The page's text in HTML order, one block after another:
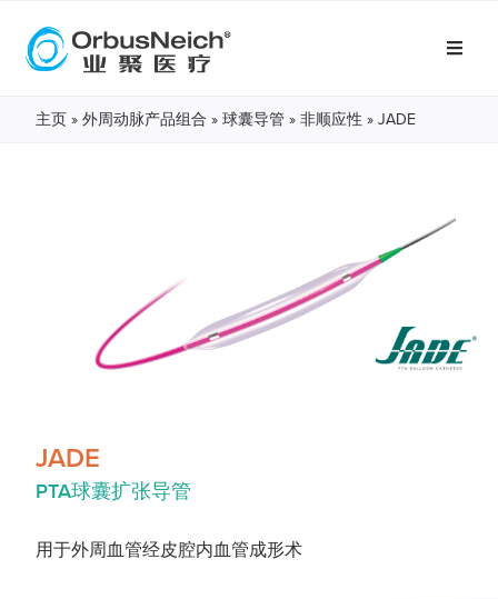
主页 » 外周动脉产品组合 » 球囊导管 » 非顺应性 » JADE
JADE
PTA球囊扩张导管
用于外周血管经皮腔内血管成形术